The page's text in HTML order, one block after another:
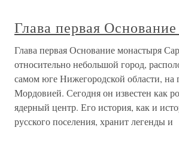
Глава первая
Глава первая Основание монастыря
относительно небольшой город,
самом юге Нижегородской области, на
Мордовией. Сегодня он известен как
ядерный центр. Его история, как и
русского поселения, хранит легенды и